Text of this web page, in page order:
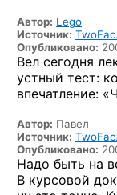
Автор: Lego
Источник:
Опубликовано:
Вел сегодня
устный тест:
впечатление:
Автор: Павел
Источник:
Опубликовано:
Надо быть на
В курсовой